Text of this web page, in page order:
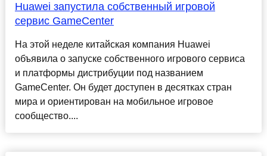
Huawei запустила собственный игровой
сервис GameCenter
На этой неделе китайская компания Huawei
объявила о запуске собственного игрового сервиса
и платформы дистрибуции под названием
GameCenter. Он будет доступен в десятках стран
мира и ориентирован на мобильное игровое
сообщество....